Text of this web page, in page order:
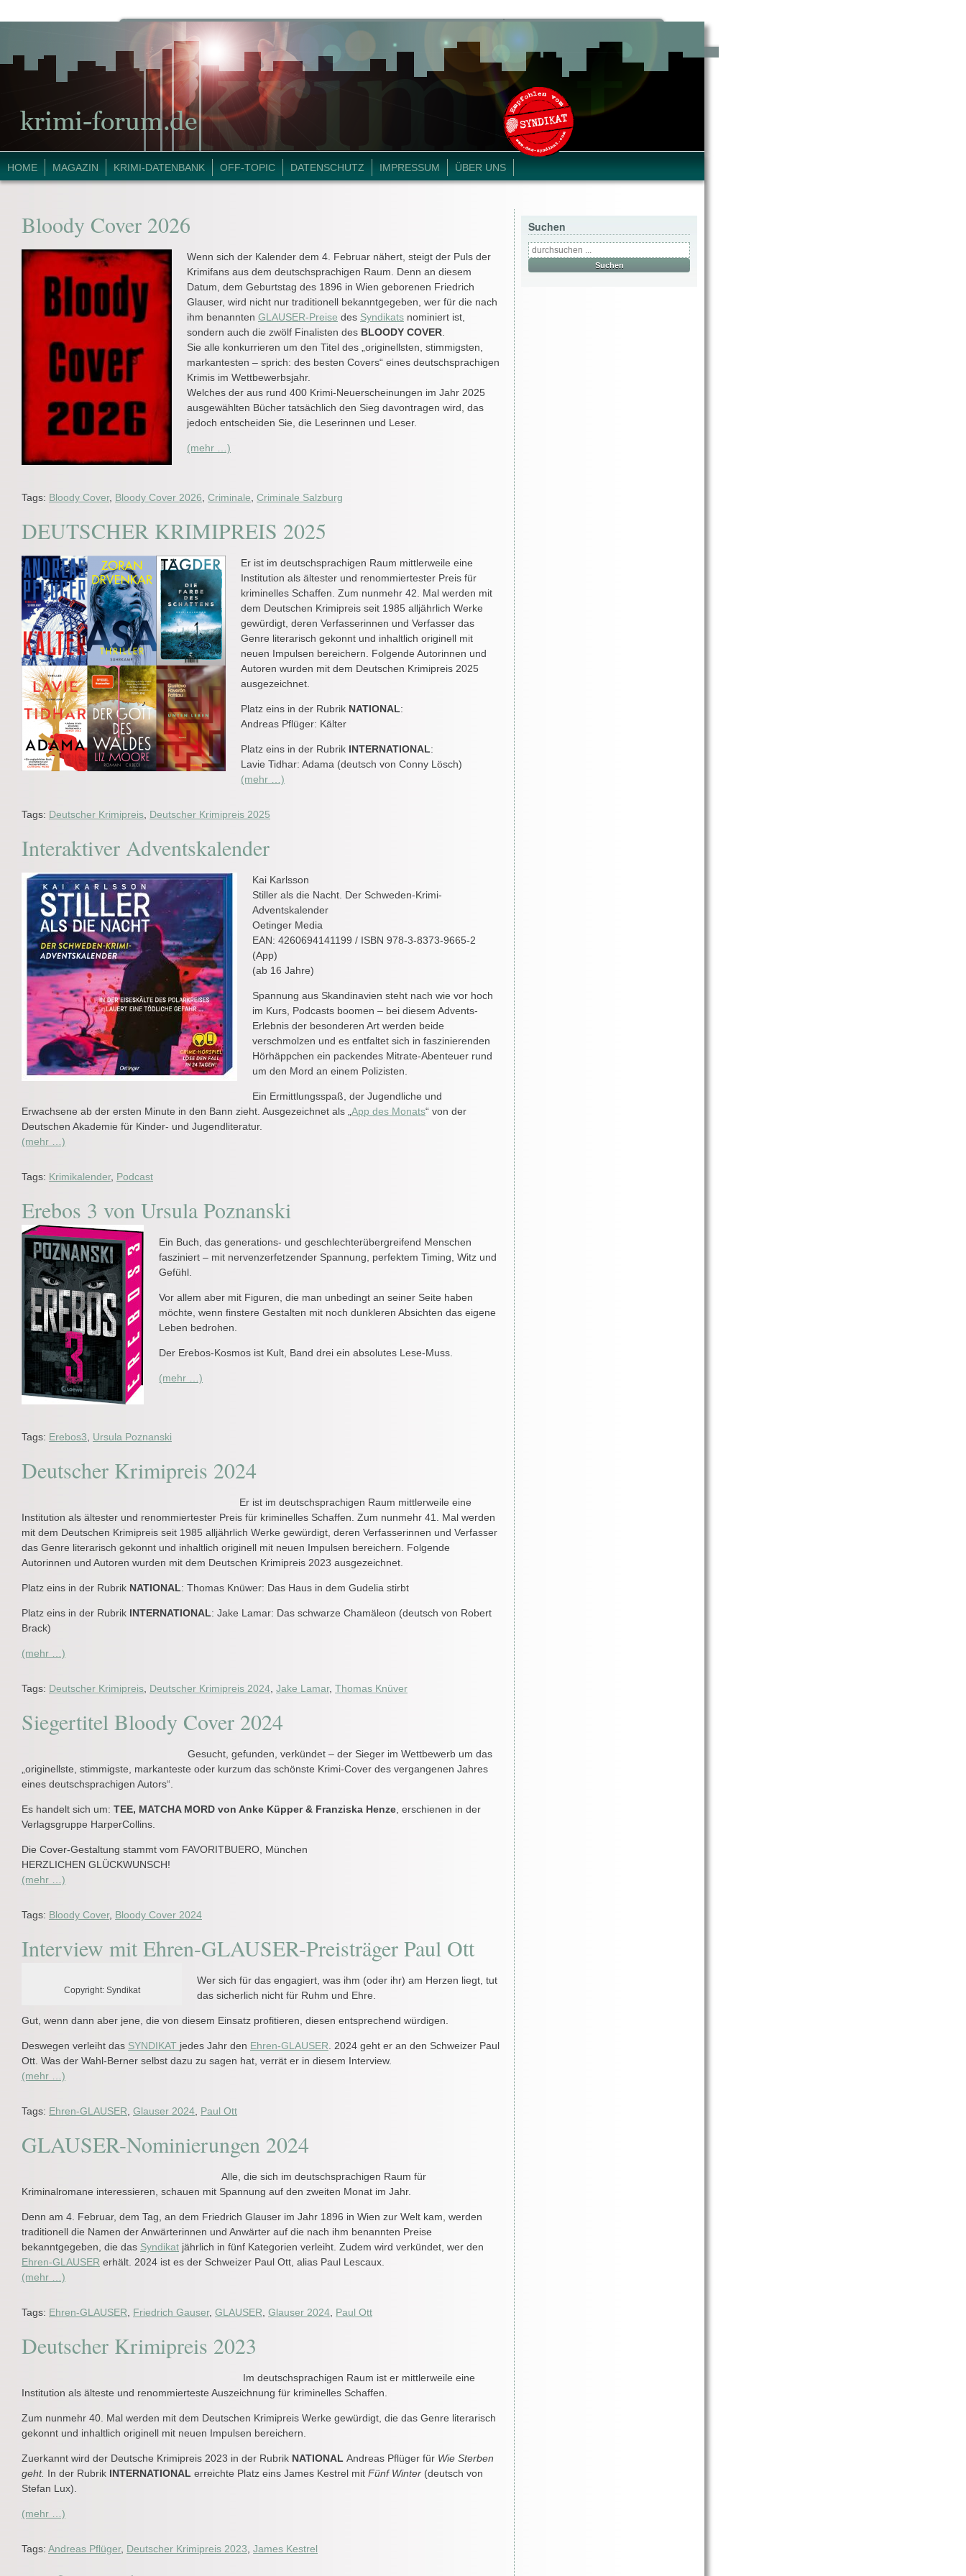
HOME MAGAZIN KRIMI-DATENBANK OFF-TOPIC DATENSCHUTZ IMPRESSUM ÜBER UNS
Bloody Cover 2026
Wenn sich der Kalender dem 4. Februar nähert, steigt der Puls der
Krimifans aus dem deutschsprachigen Raum. Denn an diesem
Datum, dem Geburtstag des 1896 in Wien geborenen Friedrich
Glauser, wird nicht nur traditionell bekanntgegeben, wer für die nach
ihm benannten GLAUSER-Preise des Syndikats nominiert ist,
sondern auch die zwölf Finalisten des BLOODY COVER
Sie alle konkurrieren um den Titel des „originellsten, stimmigsten,
markantesten – sprich: des besten Covers“ eines deutschsprachigen
Krimis im Wettbewerbsjahr.
Welches der aus rund 400 Krimi-Neuerscheinungen im Jahr 2025
ausgewählten Bücher tatsächlich den Sieg davontragen wird, das
jedoch entscheiden Sie, die Leserinnen und Leser.
(mehr …)
Tags: Bloody Cover, Bloody Cover 2026 Criminale Criminale Salzburg
DEUTSCHER KRIMIPREIS 2025
Er ist im deutschsprachigen Raum mittlerweile eine
Institution als ältester und renommiertester Preis für
kriminelles Schaffen. Zum nunmehr 42. Mal werden mit
dem Deutschen Krimipreis seit 1985 alljährlich Werke
gewürdigt, deren Verfasserinnen und Verfasser das
Genre literarisch gekonnt und inhaltlich originell mit
neuen Impulsen bereichern. Folgende Autorinnen und
Autoren wurden mit dem Deutschen Krimipreis 2025
ausgezeichnet.
Platz eins in der Rubrik NATIONAL:
Andreas Pflüger: Kälter
Platz eins in der Rubrik INTERNATIONAL:
Lavie Tidhar: Adama (deutsch von Conny Lösch)
(mehr …)
Tags: Deutscher Krimipreis Deutscher Krimipreis 2025
Interaktiver Adventskalender
Kai Karlsson
Stiller als die Nacht. Der Schweden-Krimi-
Adventskalender
Oetinger Media
EAN: 4260694141199 / ISBN 978-3-8373-9665-2
(App)
(ab 16 Jahre)
Spannung aus Skandinavien steht nach wie vor hoch
im Kurs, Podcasts boomen – bei diesem Advents-
Erlebnis der besonderen Art werden beide
verschmolzen und es entfaltet sich in faszinierenden
Hörhäppchen ein packendes Mitrate-Abenteuer rund
um den Mord an einem Polizisten.
Ein Ermittlungsspaß, der Jugendliche und
Erwachsene ab der ersten Minute in den Bann zieht. Ausgezeichnet als „ App des Monats“ von der
Deutschen Akademie für Kinder- und Jugendliteratur.
(mehr …)
Tags: Krimikalender, Podcast
Erebos 3 von Ursula Poznanski
Ein Buch, das generations- und geschlechterübergreifend Menschen
fasziniert – mit nervenzerfetzender Spannung, perfektem Timing, Witz und
Gefühl.
Vor allem aber mit Figuren, die man unbedingt an seiner Seite haben
möchte, wenn finstere Gestalten mit noch dunkleren Absichten das eigene
Leben bedrohen.
Der Erebos-Kosmos ist Kult, Band drei ein absolutes Lese-Muss.
(mehr …)
Tags: Erebos3 Ursula Poznanski
Deutscher Krimipreis 2024
Er ist im deutschsprachigen Raum mittlerweile eine
Institution als ältester und renommiertester Preis für kriminelles Schaffen. Zum nunmehr 41. Mal werden
mit dem Deutschen Krimipreis seit 1985 alljährlich Werke gewürdigt, deren Verfasserinnen und Verfasser
das Genre literarisch gekonnt und inhaltlich originell mit neuen Impulsen bereichern. Folgende
Autorinnen und Autoren wurden mit dem Deutschen Krimipreis 2023 ausgezeichnet.
Platz eins in der Rubrik NATIONAL: Thomas Knüwer: Das Haus in dem Gudelia stirbt
Platz eins in der Rubrik INTERNATIONAL: Jake Lamar: Das schwarze Chamäleon (deutsch von Robert
Brack)
(mehr …)
Tags: Deutscher Krimipreis Deutscher Krimipreis 2024 Jake Lamar, Thomas Knüver
Siegertitel Bloody Cover 2024
Gesucht, gefunden, verkündet – der Sieger im Wettbewerb um das
„originellste, stimmigste, markanteste oder kurzum das schönste Krimi-Cover des vergangenen Jahres
eines deutschsprachigen Autors“.
Es handelt sich um: TEE, MATCHA MORD von Anke Küpper & Franziska Henze , erschienen in der
Verlagsgruppe HarperCollins.
Die Cover-Gestaltung stammt vom FAVORITBUERO, München
HERZLICHEN GLÜCKWUNSCH!
(mehr …)
Tags: Bloody Cover, Bloody Cover 2024
Interview mit Ehren-GLAUSER-Preisträger Paul Ott
Copyright: Syndikat
Wer sich für das engagiert, was ihm (oder ihr) am Herzen liegt, tut
das sicherlich nicht für Ruhm und Ehre.
Gut, wenn dann aber jene, die von diesem Einsatz profitieren, diesen entsprechend würdigen.
Deswegen verleiht das SYNDIKAT jedes Jahr den Ehren-GLAUSER . 2024 geht er an den Schweizer Paul
Ott. Was der Wahl-Berner selbst dazu zu sagen hat, verrät er in diesem Interview.
(mehr …)
Tags: Ehren-GLAUSER Glauser 2024 Paul Ott
GLAUSER-Nominierungen 2024
Alle, die sich im deutschsprachigen Raum für
Kriminalromane interessieren, schauen mit Spannung auf den zweiten Monat im Jahr.
Denn am 4. Februar, dem Tag, an dem Friedrich Glauser im Jahr 1896 in Wien zur Welt kam, werden
traditionell die Namen der Anwärterinnen und Anwärter auf die nach ihm benannten Preise
bekanntgegeben, die das Syndikat jährlich in fünf Kategorien verleiht. Zudem wird verkündet, wer den
Ehren-GLAUSER erhält. 2024 ist es der Schweizer Paul Ott, alias Paul Lescaux.
(mehr …)
Tags: Ehren-GLAUSER Friedrich Gauser, GLAUSER Glauser 2024 Paul Ott
Deutscher Krimipreis 2023
Im deutschsprachigen Raum ist er mittlerweile eine
Institution als älteste und renommierteste Auszeichnung für kriminelles Schaffen.
Zum nunmehr 40. Mal werden mit dem Deutschen Krimipreis Werke gewürdigt, die das Genre literarisch
gekonnt und inhaltlich originell mit neuen Impulsen bereichern.
Zuerkannt wird der Deutsche Krimipreis 2023 in der Rubrik NATIONAL Andreas Pflüger für Wie Sterben
geht. In der Rubrik INTERNATIONAL erreichte Platz eins James Kestrel mit Fünf Winter (deutsch von
Stefan Lux).
(mehr …)
Tags: Andreas Pflüger, Deutscher Krimipreis 2023 James Kestrel
Suchen